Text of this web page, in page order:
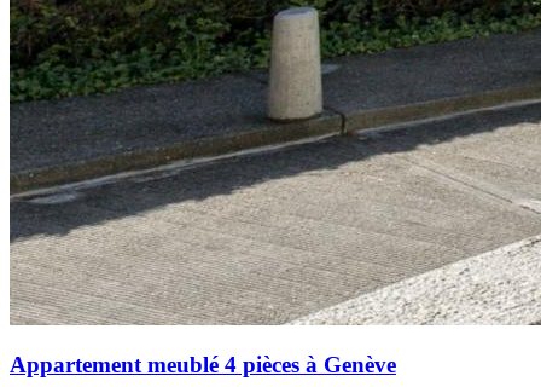
Appartement meublé 4 pièces à Genève